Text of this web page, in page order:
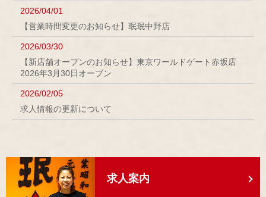
2026/04/01
【営業時間変更のお知らせ】珉珉中野店
2026/03/30
【新店舗オープンのお知らせ】東京ワールドゲート赤坂店
2026年3月30日オープン
2026/02/05
求人情報の更新について
求人案内